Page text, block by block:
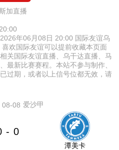
加直播
年06月08日 20:00 国际友谊乌
欢国际友谊可以提前收藏本页面
关国际友谊直播、乌干达直播、马
最新比赛赛程。本站不参与制作、
过期，或者以上信号位都无效，请
08-08 爱沙甲
- 0
潭美卡